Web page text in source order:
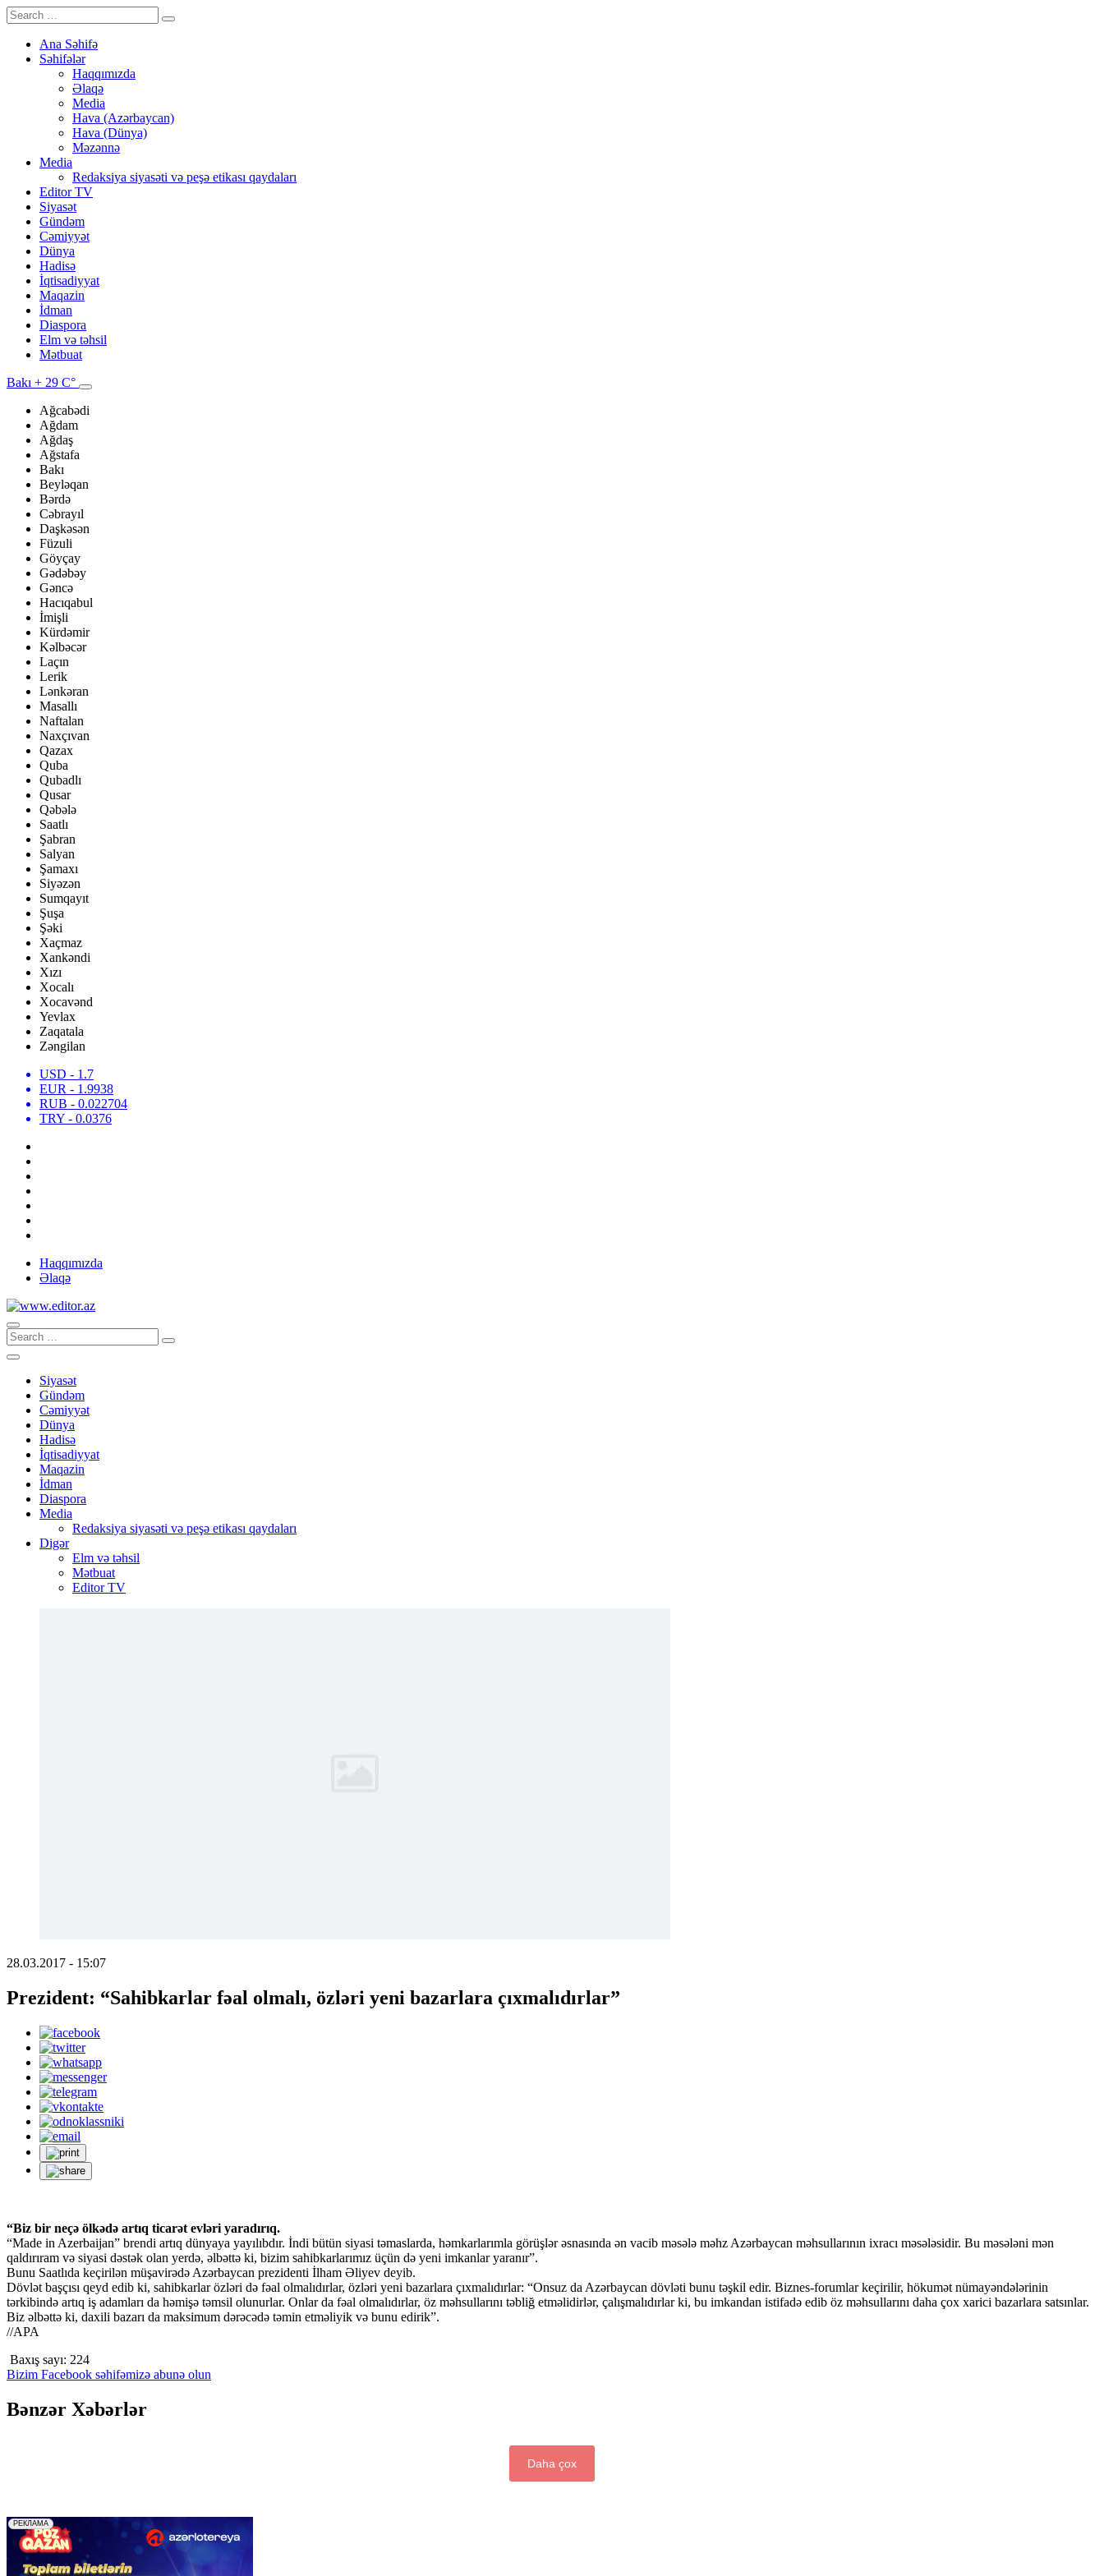
Ana Səhifə
Səhifələr
Haqqımızda
Əlaqə
Media
Hava (Azərbaycan)
Hava (Dünya)
Məzənnə
Media
Redaksiya siyasəti və peşə etikası qaydaları
Editor TV
Siyasət
Gündəm
Cəmiyyət
Dünya
Hadisə
İqtisadiyyat
Maqazin
İdman
Diaspora
Elm və təhsil
Mətbuat
Bakı + 29 C°
Ağcabədi
Ağdam
Ağdaş
Ağstafa
Bakı
Beyləqan
Bərdə
Cəbrayıl
Daşkəsən
Füzuli
Göyçay
Gədəbəy
Gəncə
Hacıqabul
İmişli
Kürdəmir
Kəlbəcər
Laçın
Lerik
Lənkəran
Masallı
Naftalan
Naxçıvan
Qazax
Quba
Qubadlı
Qusar
Qəbələ
Saatlı
Şabran
Salyan
Şamaxı
Siyəzən
Sumqayıt
Şuşa
Şəki
Xaçmaz
Xankəndi
Xızı
Xocalı
Xocavənd
Yevlax
Zaqatala
Zəngilan
USD - 1.7
EUR - 1.9938
RUB - 0.022704
TRY - 0.0376
Haqqımızda
Əlaqə
Siyasət
Gündəm
Cəmiyyət
Dünya
Hadisə
İqtisadiyyat
Maqazin
İdman
Diaspora
Media
Redaksiya siyasəti və peşə etikası qaydaları
Digər
Elm və təhsil
Mətbuat
Editor TV
28.03.2017 - 15:07
Prezident: “Sahibkarlar fəal olmalı, özləri yeni bazarlara çıxmalıdırlar”
“Biz bir neçə ölkədə artıq ticarət evləri yaradırıq.
“Made in Azerbaijan” brendi artıq dünyaya yayılıbdır. İndi bütün siyasi təmaslarda, həmkarlarımla görüşlər əsnasında ən vacib məsələ məhz Azərbaycan məhsullarının ixracı məsələsidir. Bu məsələni mən
qaldırıram və siyasi dəstək olan yerdə, əlbəttə ki, bizim sahibkarlarımız üçün də yeni imkanlar yaranır”.
Bunu Saatlıda keçirilən müşavirədə Azərbaycan prezidenti İlham Əliyev deyib.
Dövlət başçısı qeyd edib ki, sahibkarlar özləri də fəal olmalıdırlar, özləri yeni bazarlara çıxmalıdırlar: “Onsuz da Azərbaycan dövləti bunu təşkil edir. Biznes-forumlar keçirilir, hökumət nümayəndələrinin
tərkibində artıq iş adamları da həmişə təmsil olunurlar. Onlar da fəal olmalıdırlar, öz məhsullarını təbliğ etməlidirlər, çalışmalıdırlar ki, bu imkandan istifadə edib öz məhsullarını daha çox xarici bazarlara satsınlar.
Biz əlbəttə ki, daxili bazarı da maksimum dərəcədə təmin etməliyik və bunu edirik”.
//APA
Baxış sayı: 224
Bizim Facebook səhifəmizə abunə olun
Bənzər Xəbərlər
Daha çox